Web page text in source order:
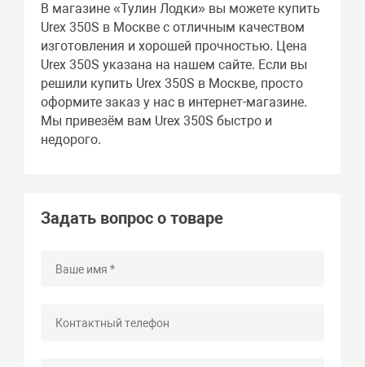
В магазине «Тулин Лодки» вы можете купить
Urex 350S в Москве с отличным качеством
изготовления и хорошей прочностью. Цена
Urex 350S указана на нашем сайте. Если вы
решили купить Urex 350S в Москве, просто
оформите заказ у нас в интернет-магазине.
Мы привезём вам Urex 350S быстро и
недорого.
Задать вопрос о товаре